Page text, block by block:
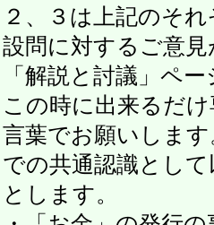
２、３は上記のそ
設問に対するご意
「解説と討議」ペ
この時に出来るだ
言葉でお願いしま
での共通認識とし
とします。